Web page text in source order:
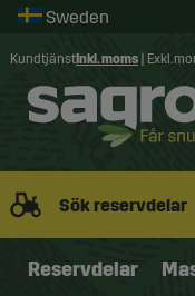
Kundtjänst Inkl. moms Exkl.
Sök reservdelar
Reservdelar